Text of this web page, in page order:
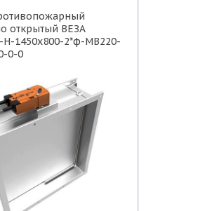
открытый ВЕЗА
1450x800-2*ф-МВ220-
0-0